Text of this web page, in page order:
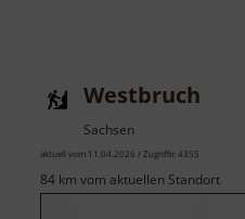
Westbruch
Sachsen
aktuell vom 11.04.2026 / Zugriffe: 4355
84 km vom aktuellen Standort